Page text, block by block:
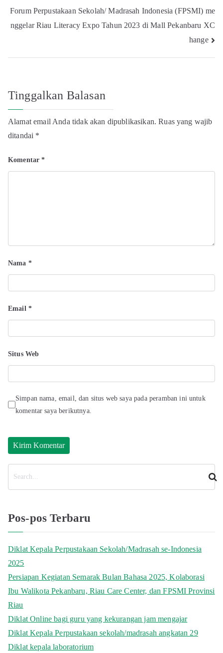
Forum Perpustakaan Sekolah/ Madrasah Indonesia (FPSMI) me
nggelar Riau Literacy Expo Tahun 2023 di Mall Pekanbaru XC
hange
Tinggalkan Balasan
Alamat email Anda tidak akan dipublikasikan. Ruas yang wajib
ditandai *
Komentar*
Nama *
Email *
Situs Web
Simpan nama, email, dan situs web saya pada peramban ini untuk
komentar saya berikutnya.
Pos-pos Terbaru
Diklat Kepala Perpustakaan Sekolah/Madrasah se-Indonesia
2025
Persiapan Kegiatan Semarak Bulan Bahasa 2025, Kolaborasi
Ibu Walikota Pekanbaru, Riau Care Center, dan FPSMI Provinsi
Riau
Diklat Online bagi guru yang kekurangan jam mengajar
Diklat Kepala Perpustakaan sekolah/madrasah angkatan 29
Diklat kepala laboratorium